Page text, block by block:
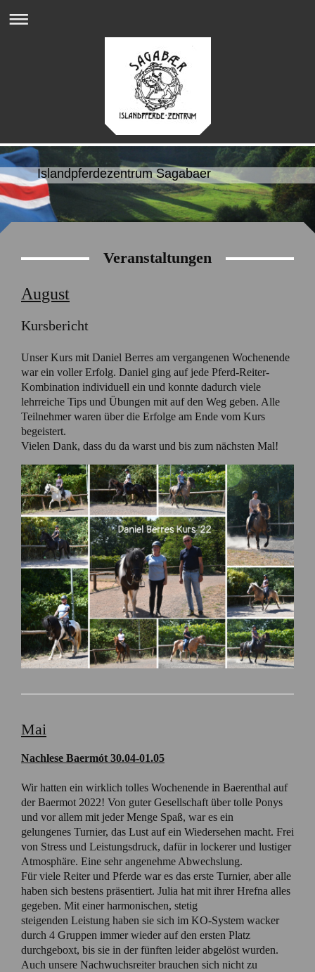
Islandpferdezentrum Sagabaer
Veranstaltungen
August
Kursbericht
Unser Kurs mit Daniel Berres am vergangenen Wochenende
war ein voller Erfolg. Daniel ging auf jede Pferd-Reiter-
Kombination individuell ein und konnte dadurch viele
lehrreiche Tips und Übungen mit auf den Weg geben. Alle
Teilnehmer waren über die Erfolge am Ende vom Kurs
begeistert.
Vielen Dank, dass du da warst und bis zum nächsten Mal!
Mai
Nachlese Baermót 30.04-01.05
Wir hatten ein wirklich tolles Wochenende in Baerenthal auf
der Baermot 2022! Von guter Gesellschaft über tolle Ponys
und vor allem mit jeder Menge Spaß, war es ein
gelungenes Turnier, das Lust auf ein Wiedersehen macht. Frei
von Stress und Leistungsdruck, dafür in lockerer und lustiger
Atmosphäre. Eine sehr angenehme Abwechslung.
Für viele Reiter und Pferde war es das erste Turnier, aber alle
haben sich bestens präsentiert. Julia hat mit ihrer Hrefna alles
gegeben. Mit einer harmonischen, stetig
steigenden Leistung haben sie sich im KO-System wacker
durch 4 Gruppen immer wieder auf den ersten Platz
durchgeboxt, bis sie in der fünften leider abgelöst wurden.
Auch unsere Nachwuchsreiter brauchen sich nicht zu